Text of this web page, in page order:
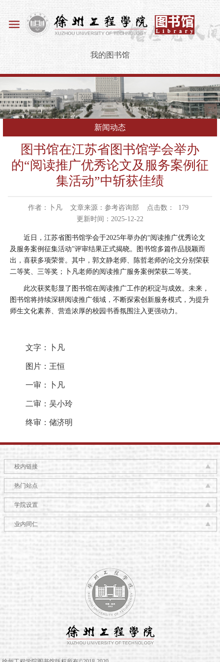
我的图书馆
新闻动态
图书馆在江苏省图书馆学会举办
的“阅读推广优秀论文及服务案例征
集活动”中斩获佳绩
作者：卜凡 文章来源：参考咨询部 点击数：
179
更新时间：2025-12-22
近日，江苏省图书馆学会于2025年举办的“阅读推广优秀论文
及服务案例征集活动”评审结果正式揭晓。图书馆多篇作品脱颖而
出，喜获多项荣誉。其中，郭文静老师、陈哲老师的论文分别荣获
二等奖、三等奖；卜凡老师的阅读推广服务案例荣获二等奖。
此次获奖彰显了图书馆在阅读推广工作的积淀与成效。未来，
图书馆将持续深耕阅读推广领域，不断探索创新服务模式，为提升
师生文化素养、营造浓厚的校园书香氛围注入更强动力。
文字：卜凡
图片：王恒
一审：卜凡
二审：吴小玲
终审：储济明
校内链接
热门站点
学院设置
业内同仁